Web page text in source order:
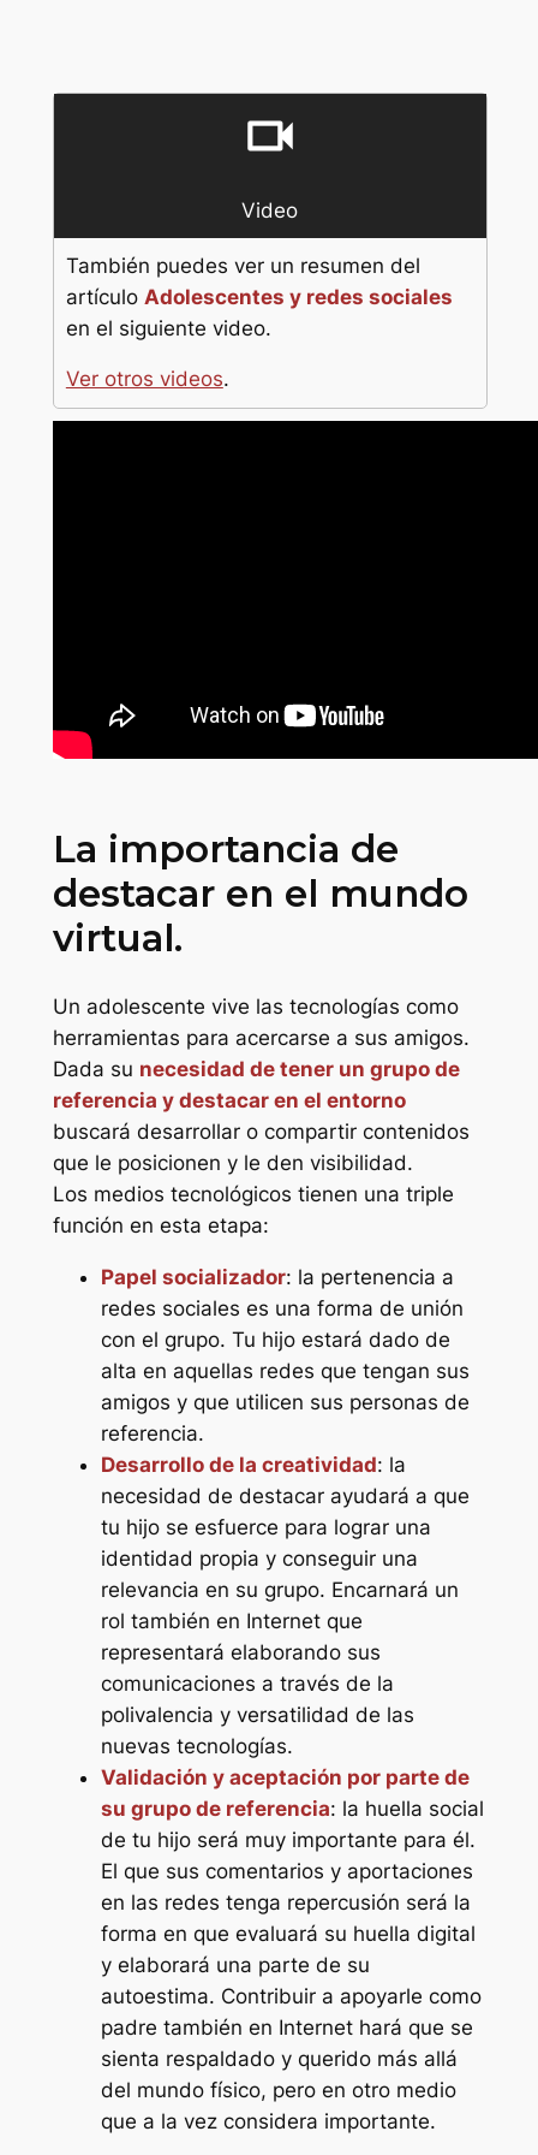
videocam
Video
También puedes ver un resumen del
artículo Adolescentes y redes sociales
en el siguiente video.
Ver otros videos.
La importancia de
destacar en el mundo
virtual.
Un adolescente vive las tecnologías como
herramientas para acercarse a sus amigos.
Dada su necesidad de tener un grupo de
referencia y destacar en el entorno
buscará desarrollar o compartir contenidos
que le posicionen y le den visibilidad.
Los medios tecnológicos tienen una triple
función en esta etapa:
Papel socializador: la pertenencia a
redes sociales es una forma de unión
con el grupo. Tu hijo estará dado de
alta en aquellas redes que tengan sus
amigos y que utilicen sus personas de
referencia.
Desarrollo de la creatividad: la
necesidad de destacar ayudará a que
tu hijo se esfuerce para lograr una
identidad propia y conseguir una
relevancia en su grupo. Encarnará un
rol también en Internet que
representará elaborando sus
comunicaciones a través de la
polivalencia y versatilidad de las
nuevas tecnologías.
Validación y aceptación por parte de
su grupo de referencia: la huella social
de tu hijo será muy importante para él.
El que sus comentarios y aportaciones
en las redes tenga repercusión será la
forma en que evaluará su huella digital
y elaborará una parte de su
autoestima. Contribuir a apoyarle como
padre también en Internet hará que se
sienta respaldado y querido más allá
del mundo físico, pero en otro medio
que a la vez considera importante.